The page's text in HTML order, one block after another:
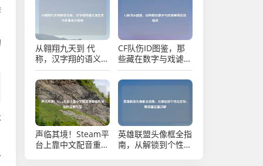
从翱翔九天到 代
称，汉字翔的语义变
迁史与多重含义解析
CF队伤ID图鉴，那
些藏在数字与戏谑里
的战场暗语
声临其境！Steam平
台上靠中文配音重塑
英雄联盟头像框全指
南，从解锁到个性化